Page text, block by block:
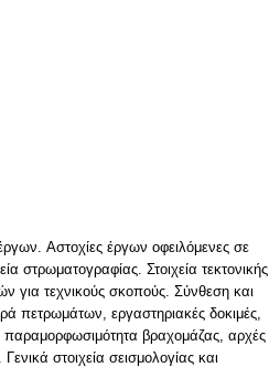
Aστοχίες έργων οφειλόμενες σε
στρωματογραφίας. Στοιχεία τεκτονικής
για τεχνικούς σκοπούς. Σύνθεση και
πετρωμάτων, εργαστηριακές δοκιμές,
παραμορφωσιμότητα βραχομάζας, αρχές
στοιχεία σεισμολογίας και